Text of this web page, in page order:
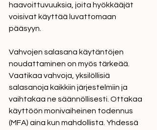
haavoittuvuuksia, joita hyökkääjät
voisivat käyttää luvattomaan
pääsyyn.
Vahvojen salasana käytäntöjen
noudattaminen on myös tärkeää.
Vaatikaa vahvoja, yksilöllisiä
salasanoja kaikkiin järjestelmiin ja
vaihtakaa ne säännöllisesti. Ottakaa
käyttöön monivaiheinen todennus
(MFA) aina kun mahdollista. Yhdessä